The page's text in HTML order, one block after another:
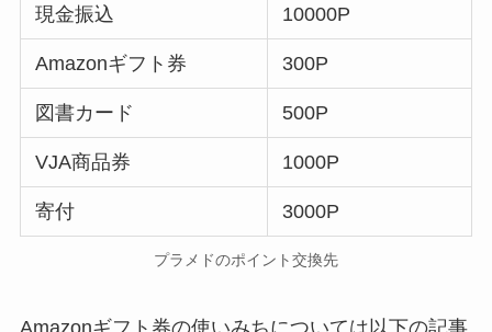
現金振込 10000P
Amazonギフト券 300P
図書カード 500P
VJA商品券 1000P
寄付 3000P
プラメドのポイント交換先
Amazonギフト券の使いみちについては以下の記事